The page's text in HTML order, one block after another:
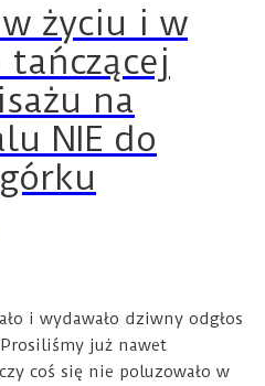
życiu i w
na
NIE do
i wydawało dziwny odgłos
już nawet
coś się nie poluzowało w